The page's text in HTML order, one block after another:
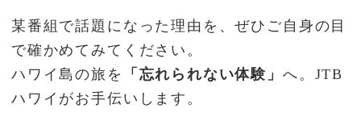
某番組で話題になった理由を、ぜひご自身の目
で確かめてみてください。
ハワイ島の旅を
「忘れられない体験」 へ。JTB
ハワイがお手伝いします。